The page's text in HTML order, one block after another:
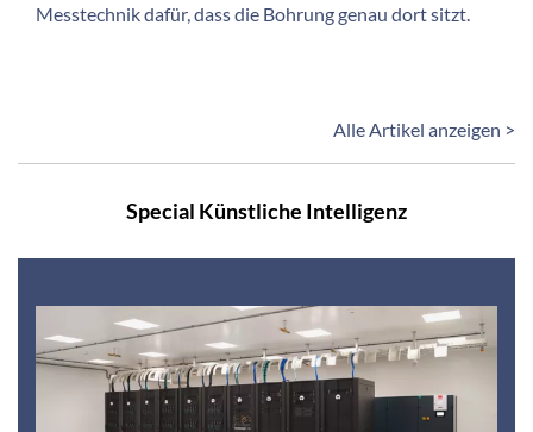
Messtechnik dafür, dass die Bohrung genau dort sitzt.
Alle Artikel anzeigen >
Special Künstliche Intelligenz